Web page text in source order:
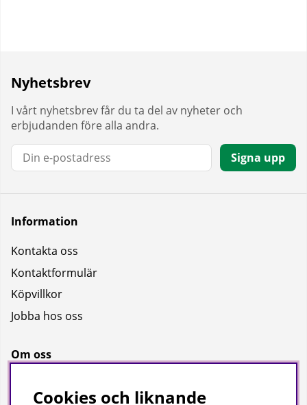
Nyhetsbrev
I vårt nyhetsbrev får du ta del av nyheter och
erbjudanden före alla andra.
E-post:
Signa upp
Information
Kontakta oss
Kontaktformulär
Köpvillkor
Jobba hos oss
Om oss
Cookies och liknande